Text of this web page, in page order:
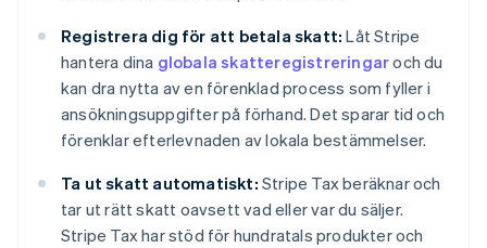
Registrera dig för att betala skatt: Låt Stripe
hantera dina globala skatteregistreringaroch du
kan dra nytta av en förenklad process som fyller i
ansökningsuppgifter på förhand. Det sparar tid och
förenklar efterlevnaden av lokala bestämmelser.
Ta ut skatt automatiskt: Stripe Tax beräknar och
tar ut rätt skatt oavsett vad eller var du säljer.
Stripe Tax har stöd för hundratals produkter och